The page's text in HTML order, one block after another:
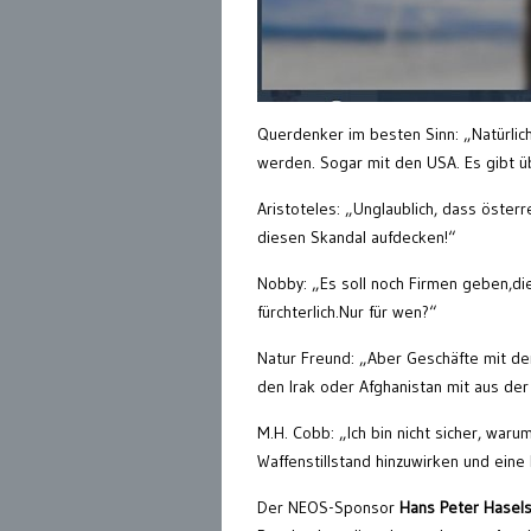
Querdenker im besten Sinn:
werden. Sogar mit den USA. Es gibt
Aristoteles: „Unglaublich, dass
diesen Skandal aufdecken!“
Nobby: „Es soll noch Firmen
fürchterlich.Nur für wen?“
Natur Freund: „Aber Geschäfte mit
den Irak oder Afghanistan mit aus
M.H. Cobb: „Ich bin nicht sicher,
Waffenstillstand hinzuwirken und eine
Der NEOS-Sponsor Hans Peter